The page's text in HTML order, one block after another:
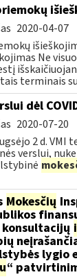
2020-04-07
Ne
terminais
dėl
2020-07-20
2 d. VMI
verslui,
Mokesčių
konsultacijų
lygio
“